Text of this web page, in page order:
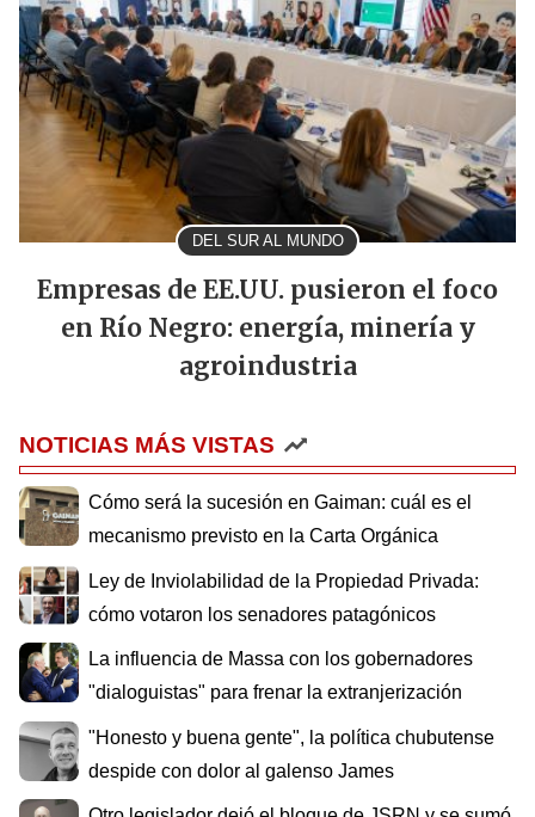
DEL SUR AL MUNDO
Empresas de EE.UU. pusieron el foco
en Río Negro: energía, minería y
agroindustria
NOTICIAS MÁS VISTAS
Cómo será la sucesión en Gaiman: cuál es el
mecanismo previsto en la Carta Orgánica
Ley de Inviolabilidad de la Propiedad Privada:
cómo votaron los senadores patagónicos
La influencia de Massa con los gobernadores
"dialoguistas" para frenar la extranjerización
"Honesto y buena gente", la política chubutense
despide con dolor al galenso James